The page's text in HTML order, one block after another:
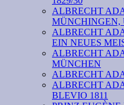
ALBRECHT
MÜNCHINGEN,
ALBRECHT
EIN NEUES
ALBRECHT
MÜNCHEN
ALBRECHT
ALBRECHT
BLEVIO 1811